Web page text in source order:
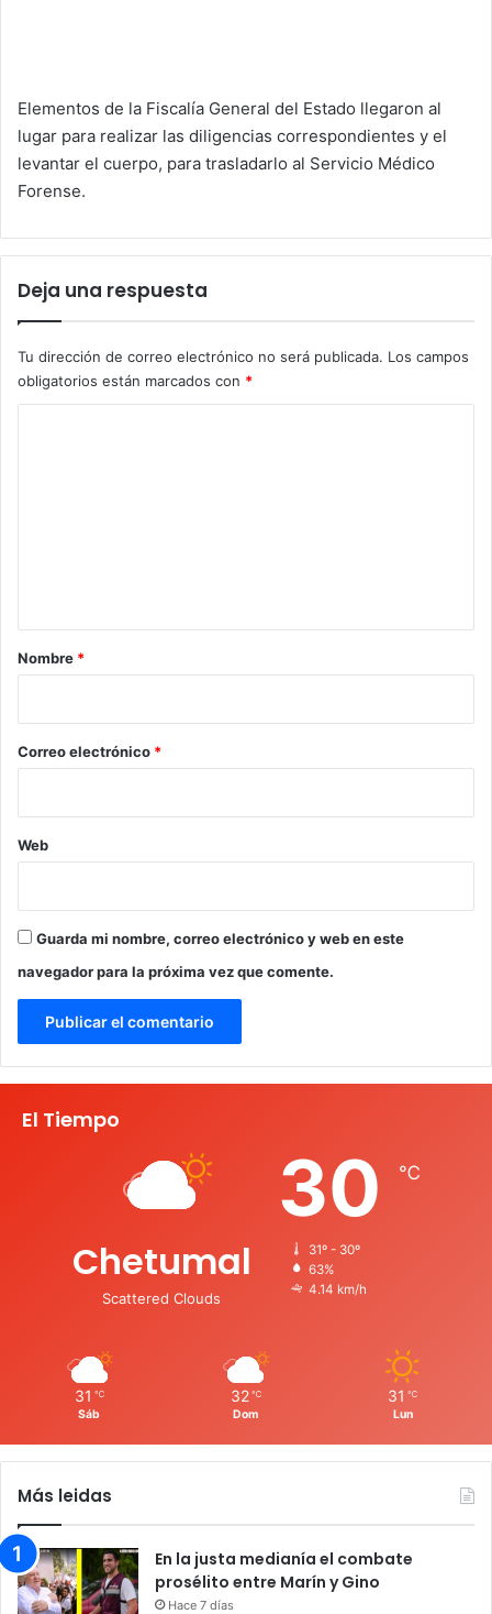
Elementos de la Fiscalía General del Estado llegaron al
lugar para realizar las diligencias correspondientes y el
levantar el cuerpo, para trasladarlo al Servicio Médico
Forense.
Deja una respuesta
Tu dirección de correo electrónico no será publicada. Los campos
obligatorios están marcados con *
r
*
Nombre *
Correo electrónico *
Web
Guarda mi nombre, correo electrónico y web en este
navegador para la próxima vez que comente.
El Tiempo
Chetumal
Scattered Clouds
30 ℃
31º - 30º
63%
4.14 km/h
31 ℃
Sáb
32 ℃
Dom
31 ℃
Lun
Más leidas
En la justa medianía el combate
prosélito entre Marín y Gino
Hace 7 días